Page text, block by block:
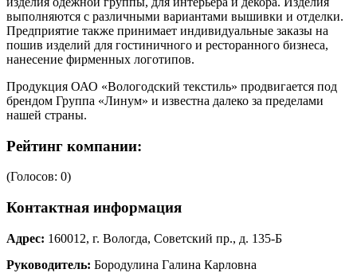
выполняются с различными вариантами вышивки и отделки.
Предпри­ятие также принимает индивидуальные заказы на
пошив изделий для гостиничного и ресторанного бизнеса,
нанесение фирменных логотипов.
Продукция ОАО «Вологодский текстиль» продвигается под
брен­дом Группа «Линум» и известна далеко за пределами
нашей страны.
Рейтинг компании:
(Голосов: 0)
Контактная информация
Адрес: 160012, г. Вологда, Советский пр., д. 135-Б
Руководитель: Бородулина Галина Карловна